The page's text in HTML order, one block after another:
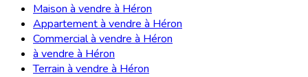
Maison à vendre à Héron
Appartement à vendre à Héron
Commercial à vendre à Héron
à vendre à Héron
Terrain à vendre à Héron